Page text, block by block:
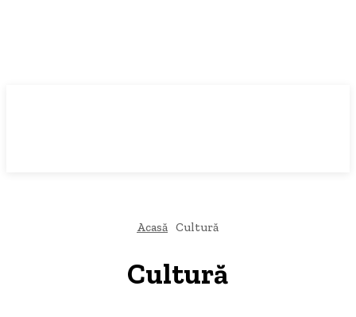
Acasă Cultură
Cultură